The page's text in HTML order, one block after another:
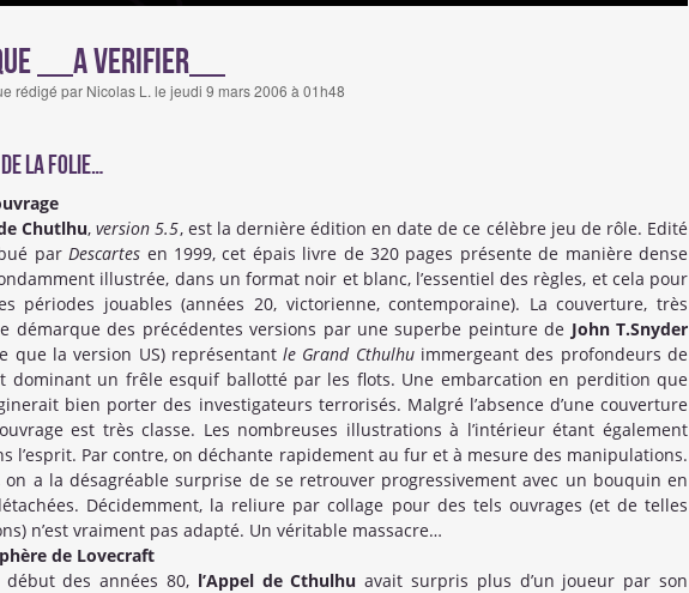
__A VERIFIER__
rédigé par Nicolas L. le jeudi 9 mars 2006 à 01h48
la folie…
Chutlhu,version 5.5, est la dernière édition en date de ce célèbre jeu de rôle. Edité
parDescartes en 1999, cet épais livre de 320 pages présente de manière dense
illustrée, dans un format noir et blanc, l’essentiel des règles, et cela pour
périodes jouables (années 20, victorienne, contemporaine). La couverture, très
démarque des précédentes versions par une superbe peinture de John T.Snyder
que la version US) représentantle Grand Cthulhuimmergeant des profondeurs de
dominant un frêle esquif ballotté par les flots. Une embarcation en perdition que
bien porter des investigateurs terrorisés. Malgré l’absence d’une couverture
est très classe. Les nombreuses illustrations à l’intérieur étant également
l’esprit. Par contre, on déchante rapidement au fur et à mesure des manipulations.
on a la désagréable surprise de se retrouver progressivement avec un bouquin en
Décidemment, la reliure par collage pour des tels ouvrages (et de telles
n’est vraiment pas adapté. Un véritable massacre…
de Lovecraft
des années 80, l’Appel de Cthulhuavait surpris plus d’un joueur par son